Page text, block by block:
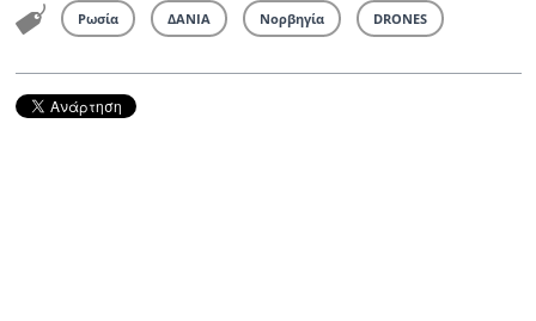
Ρωσία ΔΑΝΙΑ Νορβηγία DRONES